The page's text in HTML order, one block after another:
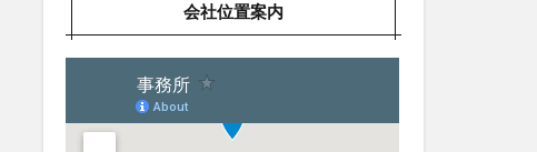
会社位置案内